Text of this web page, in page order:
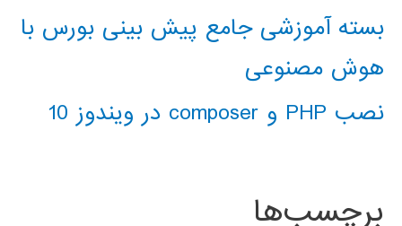
بسته آموزشی جامع پیش بینی بورس با
هوش مصنوعی
نصب PHP و composer در ویندوز 10
برچسب‌ها